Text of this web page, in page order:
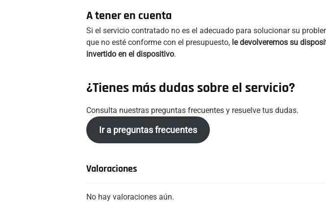
A tener en cuenta
Si el servicio contratado no es el adecuado para solucionar su
que no esté conforme con el presupuesto, le devolveremos su
invertido en el dispositivo.
¿Tienes más dudas sobre el servicio?
Consulta nuestras preguntas frecuentes y resuelve tus dudas.
Ir a preguntas frecuentes
Valoraciones
No hay valoraciones aún.